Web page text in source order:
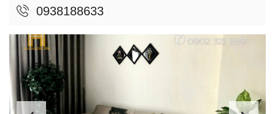
0938188633